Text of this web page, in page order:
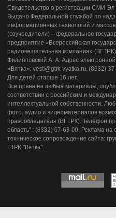
Свидетельство о регистрации СМИ
Выдано Федеральной службой по
информационных технологий и
(соучредители) – федеральное
предприятие «Всероссийская
радиовещательная компания»
Филипповский А. А. Адрес
«Вятка»: vesti@gtrk-vyatka.ru, (8332)
Для детей старше 16 лет.
Все права на любые материалы,
соответствии с российским и
интеллектуальной собственности.
фото, аудио и видеоматериалов
правообладателя (ВГТРК). Телефон
область" : (8332) 67-63-00, Реклама на
техническое сопровождение сайта:
ГТРК "Вятка".